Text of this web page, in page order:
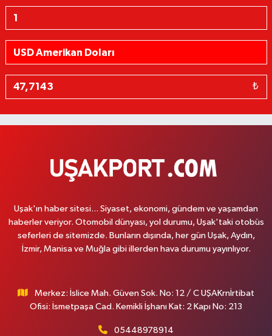
₺
Uşak'ın haber sitesi... Siyaset, ekonomi, gündem ve yaşamdan
haberler veriyor. Otomobil dünyası, yol durumu, Uşak'taki otobüs
seferleri de sitemizde. Bunların dışında, her gün Uşak, Aydın,
İzmir, Manisa ve Muğla gibi illerden hava durumu yayınlıyor.
Merkez: İslice Mah. Güven Sok. No: 12 / C UŞAKrnİrtibat
Ofisi: İsmetpaşa Cad. Kemikli İşhanı Kat: 2 Kapı No: 213
05448978914